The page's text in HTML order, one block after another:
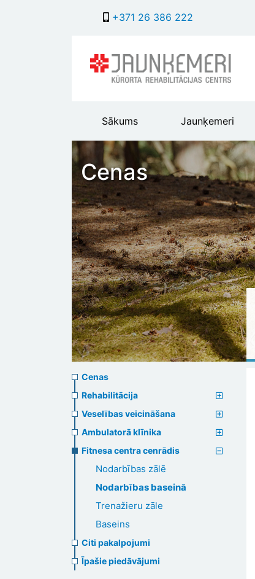
+371 26 386 222
Main
header
menu
Sākums Jaunķemeri
Cenas
Prices
menu
Cenas
Rehabilitācija
Veselības veicināšana
Ambulatorā klīnika
Fitnesa centra cenrādis
Nodarbības zālē
Nodarbības baseinā
Trenažieru zāle
Baseins
Citi pakalpojumi
Īpašie piedāvājumi